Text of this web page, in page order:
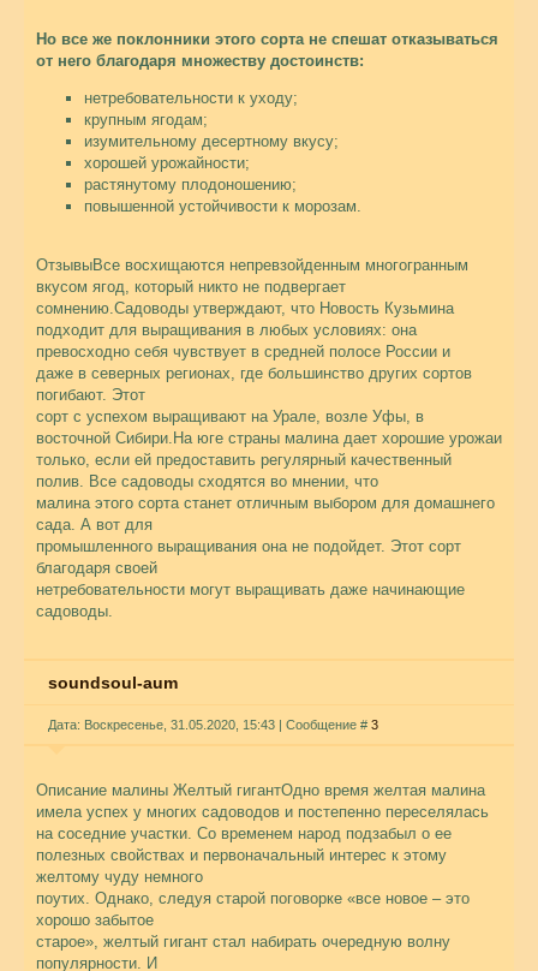
Но все же поклонники этого сорта не спешат отказываться
от него благодаря множеству достоинств:
нетребовательности к уходу;
крупным ягодам;
изумительному десертному вкусу;
хорошей урожайности;
растянутому плодоношению;
повышенной устойчивости к морозам.
ОтзывыВсе восхищаются непревзойденным многогранным
вкусом ягод, который никто не подвергает
сомнению.Садоводы утверждают, что Новость Кузьмина
подходит для выращивания в любых условиях: она
превосходно себя чувствует в средней полосе России и
даже в северных регионах, где большинство других сортов
погибают. Этот
сорт с успехом выращивают на Урале, возле Уфы, в
восточной Сибири.На юге страны малина дает хорошие урожаи
только, если ей предоставить регулярный качественный
полив. Все садоводы сходятся во мнении, что
малина этого сорта станет отличным выбором для домашнего
сада. А вот для
промышленного выращивания она не подойдет. Этот сорт
благодаря своей
нетребовательности могут выращивать даже начинающие
садоводы.
soundsoul-aum
Дата: Воскресенье, 31.05.2020, 15:43 | Сообщение # 3
Описание малины Желтый гигантОдно время желтая малина
имела успех у многих садоводов и постепенно переселялась
на соседние участки. Со временем народ подзабыл о ее
полезных свойствах и первоначальный интерес к этому
желтому чуду немного
поутих. Однако, следуя старой поговорке «все новое – это
хорошо забытое
старое», желтый гигант стал набирать очередную волну
популярности. И